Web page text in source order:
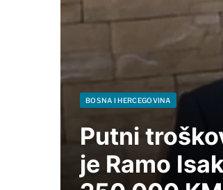
BOSNA I HERCEGOVINA
Putni
je Ramo